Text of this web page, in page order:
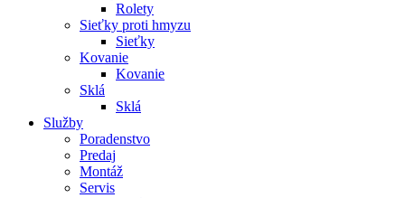
Rolety
Sieťky proti hmyzu
Sieťky
Kovanie
Kovanie
Sklá
Sklá
Služby
Poradenstvo
Predaj
Montáž
Servis